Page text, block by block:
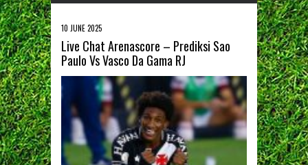
10 JUNE 2025
Live Chat Arenascore – Prediksi Sao
Paulo Vs Vasco Da Gama RJ